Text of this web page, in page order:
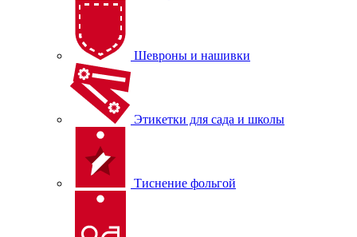
Шевроны и нашивки
Этикетки для сада и школы
Тиснение фольгой